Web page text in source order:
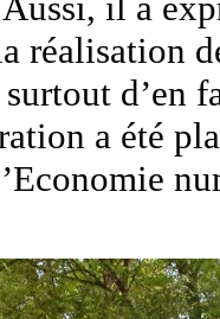
réalisation
d’en
a été